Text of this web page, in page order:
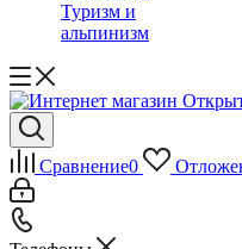
Туризм и
альпинизм
Сравнение0